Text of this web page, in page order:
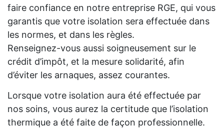
faire confiance en notre entreprise RGE, qui vous
garantis que votre isolation sera effectuée dans
les normes, et dans les règles.
Renseignez-vous aussi soigneusement sur le
crédit d’impôt, et la mesure solidarité, afin
d’éviter les arnaques, assez courantes.
Lorsque votre isolation aura été effectuée par
nos soins, vous aurez la certitude que l’isolation
thermique a été faite de façon professionnelle.